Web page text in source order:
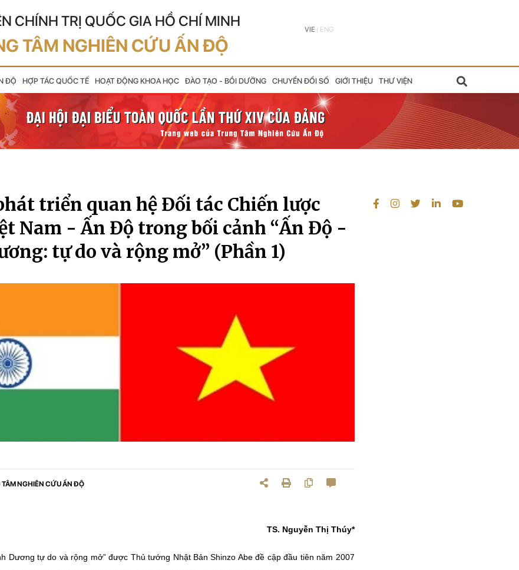
CHÍNH TRỊ QUỐC GIA HỒ CHÍ MINH
TÂM NGHIÊN CỨU ẤN ĐỘ
VIE ENG
ĐỘ HỢP TÁC QUỐC TẾ HOẠT ĐỘNG KHOA HỌC ĐÀO TẠO - BỒI DƯỠNG CHUYỂN ĐỔI SỐ GIỚI THIỆU THƯ VIỆN
triển quan hệ Đối tác Chiến lược
Nam - Ấn Độ trong bối cảnh “Ấn Độ -
tự do và rộng mở” (Phần 1)
TÂM NGHIÊN CỨU ẤN ĐỘ
TS. Nguyễn Thị Thúy*
Dương tự do và rộng mở” được Thủ tướng Nhật Bản Shinzo Abe đề cập đầu tiên năm 2007